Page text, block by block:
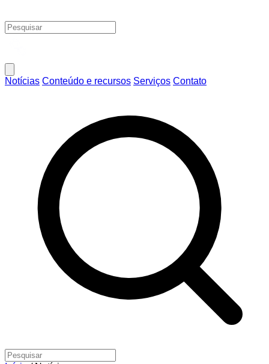
Notícias Conteúdo e recursos Serviços Contato